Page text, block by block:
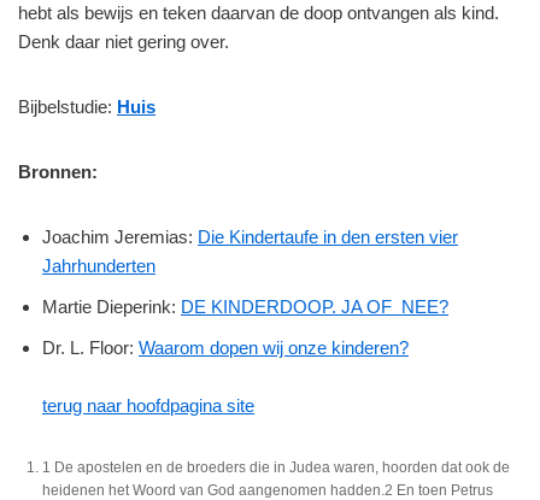
hebt als bewijs en teken daarvan de doop ontvangen als kind.
Denk daar niet gering over.
Bijbelstudie: Huis
Bronnen:
Joachim Jeremias: Die Kindertaufe in den ersten vier
Jahrhunderten
Martie Dieperink: DE KINDERDOOP. JA OF NEE?
Dr. L. Floor: Waarom dopen wij onze kinderen?
terug naar hoofdpagina site
1 De apostelen en de broeders die in Judea waren, hoorden dat ook de
heidenen het Woord van God aangenomen hadden.2 En toen Petrus